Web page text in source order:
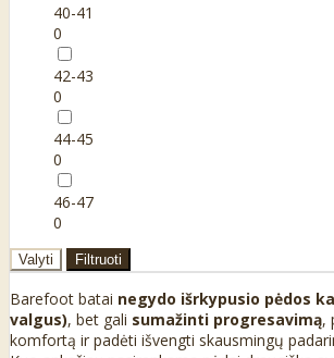
40-41
0
42-43
0
44-45
0
46-47
0
Valyti Filtruoti
Barefoot batai negydo išrkypusio pėdos
valgus), bet gali sumažinti progresavimą,
komfortą ir padėti išvengti skausmingų